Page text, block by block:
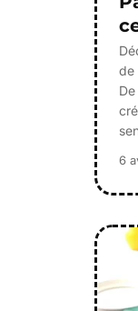
de
6